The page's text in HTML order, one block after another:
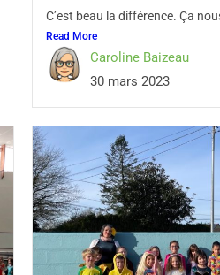
C’est beau la différence. Ça
Read More
Caroline Baizeau
30 mars 2023